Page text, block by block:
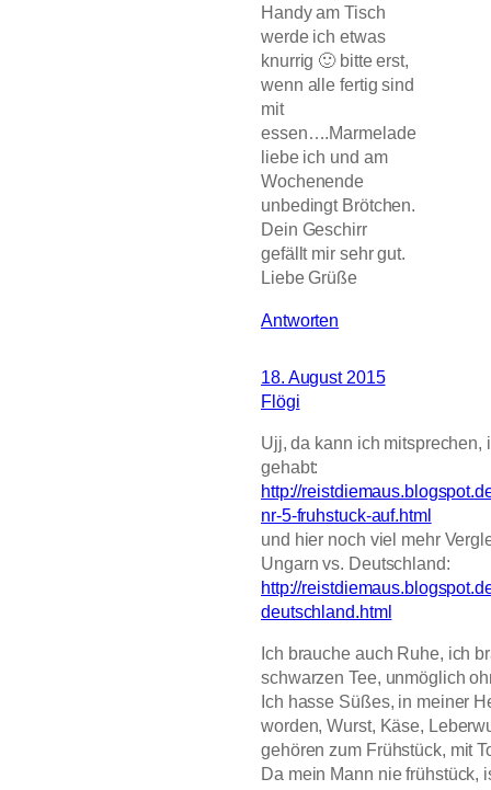
Handy am Tisch
werde ich etwas
knurrig 🙂 bitte erst,
wenn alle fertig sind
mit
essen….Marmelade
liebe ich und am
Wochenende
unbedingt Brötchen.
Dein Geschirr
gefällt mir sehr gut.
Liebe Grüße
Antworten
18. August 2015
Flögi
Ujj, da kann ich
gehabt:
http://
nr-5-fruhstuck-auf.html
und hier noch viel mehr
Ungarn vs. Deutschland:
http://
deutschland.html
Ich brauche auch Ruhe, ich
schwarzen Tee, unmöglich
Ich hasse Süßes, in meiner
worden, Wurst, Käse,
gehören zum Frühstück, mit
Da mein Mann nie frühstück,